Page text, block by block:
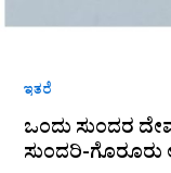
ಇತರೆ
ಒಂದು ಸುಂದರ
ಸುಂದರಿ-ಗೊರೂರು